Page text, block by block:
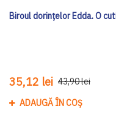
Biroul dorințelor Edda. O
35,12 lei 43,90 lei
ADAUGĂ ÎN COȘ